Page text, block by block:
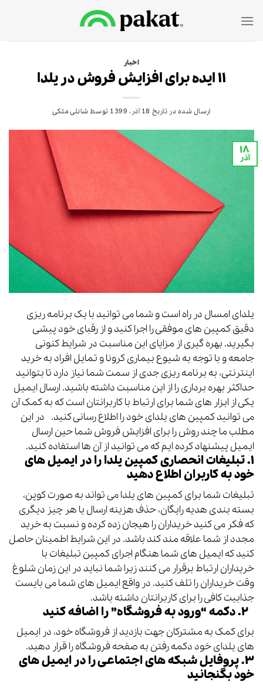
اخبار
۱۱ ایده برای افزایش فروش در یلدا
ارسال شده در تاریخ 18 آذر، 1399 توسط شانلی ملکی
۱۸
آذر
یلدای امسال در راه است و شما می توانید با یک برنامه ریزی
دقیق کمپین های موفقی را اجرا کنید و از رقبای خود پیشی
بگیرید. بهره گیری از مزایای این مناسبت در شرایط کنونی
جامعه و با توجه به شیوع بیماری کرونا و تمایل افراد به خرید
اینترنتی، به برنامه ریزی جدی از سمت شما نیاز دارد تا بتوانید
حداکثر بهره برداری را از این مناسبت داشته باشید. ارسال ایمیل
یکی از ابزار های شما برای ارتباط با کاربرانتان است که به کمک آن
می توانید کمپین های یلدای خود را اطلاع رسانی کنید. در این
مطلب ما چند روش را برای افزایش فروش شما حین ارسال
ایمیل پیشنهاد کرده ایم که می توانید از آن ها استفاده کنید.
۱. تبلیغات انحصاری کمپین یلدا را در ایمیل های
خود به کاربران اطلاع دهید
تبلیغات شما برای کمپین های یلدا می تواند به صورت کوپن،
بسته بندی هدیه رایگان، حذف هزینه ارسال یا هر چیز دیگری
که فکر می کنید خریداران را هیجان زده کرده و نسبت به خرید
مجدد از شما علاقه مند کند باشد. در این شرایط اطمینان حاصل
کنید که ایمیل های شما هنگام اجرای کمپین تبلیغات با
خریداران ارتباط برقرار می کنند زیرا شما نباید در این زمان شلوغ
وقت خریداران را تلف کنید. در واقع ایمیل های شما می بایست
جذابیت کافی را برای کاربرانتان داشته باشد.
برای کمک به مشترکان جهت بازدید از فروشگاه خود، در ایمیل
های یلدای خود دکمه رفتن به صفحه فروشگاه را قرار دهید.
۳. پروفایل شبکه های اجتماعی را در ایمیل های
خود بگنجانید